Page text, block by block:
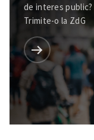
de interes public?
Trimite-o la ZdG